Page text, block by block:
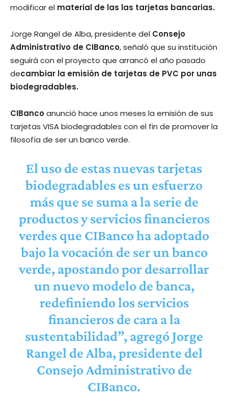
modificar el material de las las tarjetas bancarias.
Jorge Rangel de Alba, presidente del Consejo
Administrativo de CIBanco, señaló que su institución
seguirá con el proyecto que arrancó el año pasado
decambiar la emisión de tarjetas de PVC por unas
biodegradables.
CIBancoanunció hace unos meses la emisión de sus
tarjetas VISA biodegradables con el fin de promover la
filosofía de ser un banco verde.
El uso de estas nuevas tarjetas
biodegradables es un esfuerzo
más que se suma a la serie de
productos y servicios financieros
verdes que CIBanco ha adoptado
bajo la vocación de ser un banco
verde, apostando por desarrollar
un nuevo modelo de banca,
redefiniendo los servicios
financieros de cara a la
sustentabilidad”, agregó Jorge
Rangel de Alba, presidente del
Consejo Administrativo de
CIBanco.